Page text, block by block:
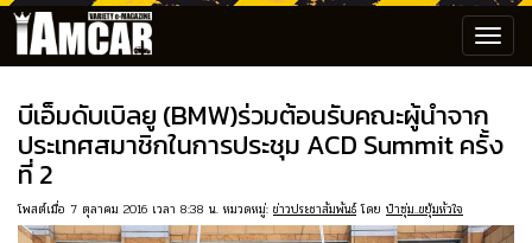
บีเอ็มดับเบิลยู (BMW)ร่วมต้อนรับคณะผู้นำจาก
ประเทศสมาชิกในการประชุม ACD Summit ครั้ง
ที่ 2
โพสต์เมื่อ 7 ตุลาคม 2016 เวลา 8:38 น. หมวดหมู่: ข่าวประชาสัมพันธ์โดย ป๋าซุ่ม..ขยุ้มหัวใจ